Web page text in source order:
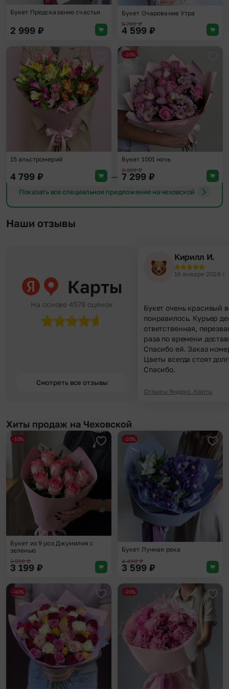
Букет Предсказание счастья
2 999 ₽
Букет Очарование Утра
5 799₽
4 599 ₽
Добавить в избранное
15 альстромерий
4 799 ₽
-20%
Букет 1001 ночь
9 199₽
7 299 ₽
Показать все специальное предложение на чеховской
Наши отзывы
Карты
На основе 4578 оценок
Смотреть все отзывы
Кирилл И.
16 января 2026 г.
Букет очень красивый
понравилось. Курьер
ответственная,
раза по времени
Спасибо ей. Заказ
Цветы всегда стоят
Спасибо.
Отзывы Яндекс.Карты
Хиты продаж на Чеховской
Добавить в избранное
-10%
Букет из 9 роз Джумилия с
зеленью
3 599₽
3 199 ₽
-20%
Букет Лунная река
4 499₽
3 599 ₽
Добавить в избранное
-40% -20%